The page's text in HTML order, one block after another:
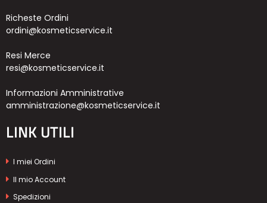
Richeste Ordini
ordini@kosmeticservice.it
Resi Merce
resi@kosmeticservice.it
Informazioni Amministrative
amministrazione@kosmeticservice.it
LINK UTILI
I miei Ordini
Il mio Account
Spedizioni